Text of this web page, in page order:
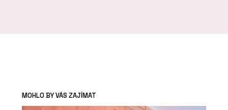
MOHLO BY VÁS ZAJÍMAT